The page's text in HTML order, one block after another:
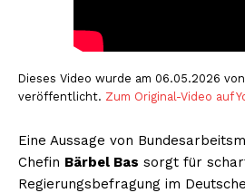
Dieses Video wurde am 06.05.2026 von
veröffentlicht. Zum Original-Video auf
Eine Aussage von
Chefin Bärbel Bas sorgt für
Regierungsbefragung im